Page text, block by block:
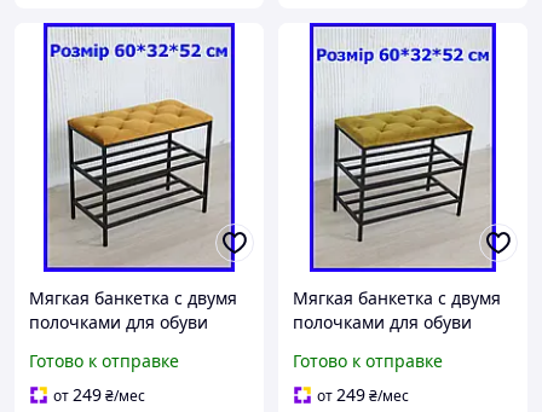
Мягкая банкетка с двумя
полочками для обуви
пуф лавка для обуви в
прихожую лофт
Готово к отправке
от249₴/мес
Мягкая банкетка с двумя
полочками для обуви
лавка для обуви в
прихожую лофт
Готово к отправке
от249₴/мес